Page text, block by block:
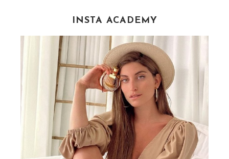
INSTA ACADEMY